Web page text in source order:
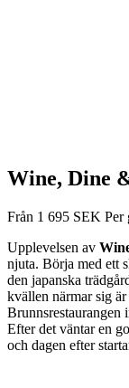
Wine, Dine
Från 1 695 SEK Per
Upplevelsen av
njuta. Börja med ett
den japanska
kvällen närmar sig är
Brunnsrestaurangen
Efter det väntar en
och dagen efter